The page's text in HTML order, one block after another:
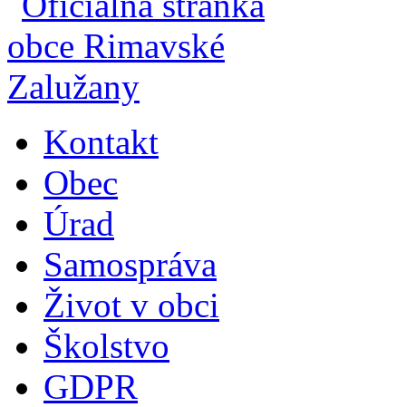
Kontakt
Obec
Úrad
Samospráva
Život v obci
Školstvo
GDPR